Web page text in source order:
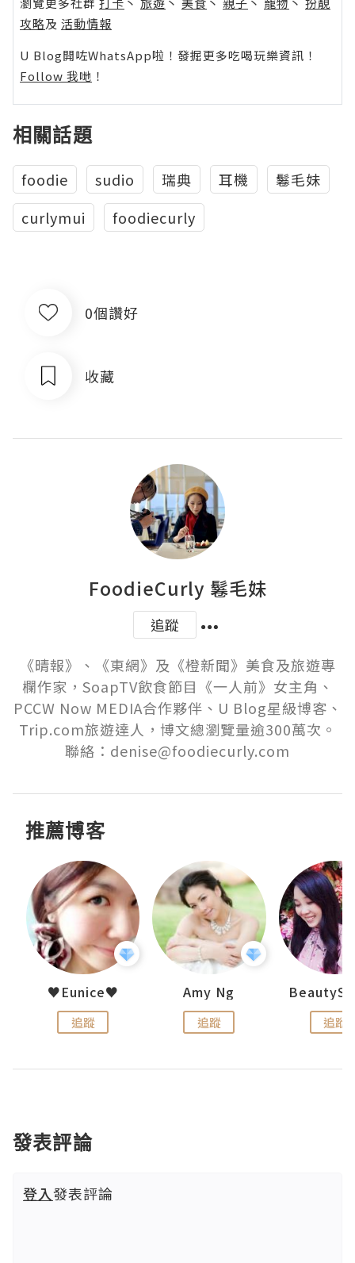
攻略及 活動情報
U Blog開咗WhatsApp啦！發掘更多吃喝玩樂資訊！
Follow 我哋 ！
相關話題
foodie sudio 瑞典 耳機
鬈毛妹
curlymui
foodiecurly
0個讚好
收藏
FoodieCurly 鬈毛妹
追蹤
《晴報》、《東網》及《橙新聞》美食及旅遊專
欄作家，SoapTV飲食節目《一人前》女主角、
PCCW Now MEDIA合作夥伴、U Blog星級博客、
Trip.com旅遊達人，博文總瀏覽量逾300萬次。
聯絡：denise@foodiecurly.com
推薦博客
♥Eunice♥
追蹤
Amy Ng
追蹤 追蹤
發表評論
登入發表評論